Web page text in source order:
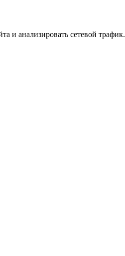
и анализировать сетевой трафик.